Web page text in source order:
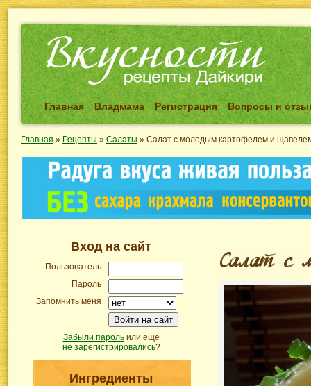
Главная Владмама Регистрация Вопросы и
Главная » Рецепты » Салаты » Салат с молодым картофелем и
Вход на сайт
Пользователь
Пароль
Запомнить меня
Войти на сайт
Забыли парольили еще
не зарегистрировались?
Ингредиенты